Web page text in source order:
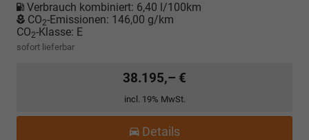
Verbrauch kombiniert: 6,40 l/100km
CO2-Emissionen: 146,00 g/km
CO2-Klasse: E
sofort lieferbar
38.195,– €
incl. 19% MwSt.
Details